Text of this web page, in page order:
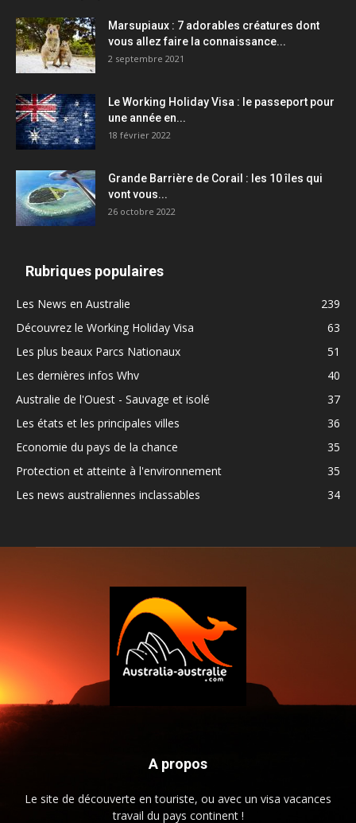
Marsupiaux : 7 adorables créatures dont
vous allez faire la connaissance...
2 septembre 2021
Le Working Holiday Visa : le passeport pour
une année en...
18 février 2022
Grande Barrière de Corail : les 10 îles qui
vont vous...
26 octobre 2022
Rubriques populaires
Les News en Australie
239
Découvrez le Working Holiday Visa
63
Les plus beaux Parcs Nationaux
51
Les dernières infos Whv
40
Australie de l'Ouest - Sauvage et isolé
37
Les états et les principales villes
36
Economie du pays de la chance
35
Protection et atteinte à l'environnement
35
Les news australiennes inclassables
34
A propos
Le site de découverte en touriste, ou avec un visa vacances
travail du pays continent !